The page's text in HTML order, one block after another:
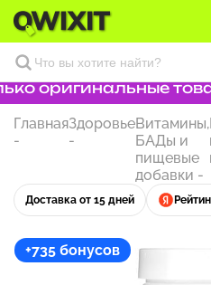
оригинальные
Главная
-
Здоровье
-
Витамины,
БАДы и
пищевые
добавки -
Доставка от 15 дней
+735 бонусов